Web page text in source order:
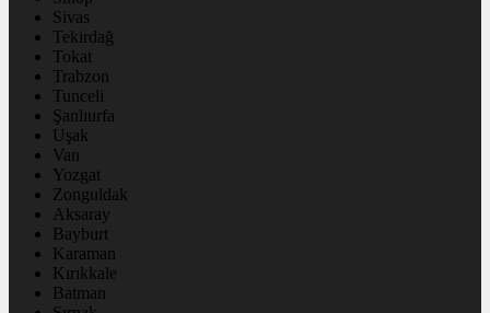
Sivas
Tekirdağ
Tokat
Trabzon
Tunceli
Şanlıurfa
Uşak
Van
Yozgat
Zonguldak
Aksaray
Bayburt
Karaman
Kırıkkale
Batman